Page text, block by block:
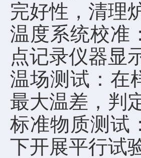
完好性，清理
温度系统校准
点记录仪器显
温场测试：在
最大温差，判
标准物质测试
下开展平行试